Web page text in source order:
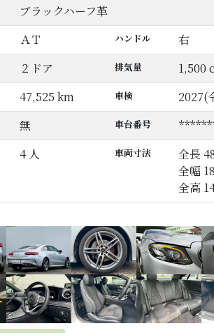
ブラックハーフ革
ＡＴ ハンドル 右
２ドア 排気量 1,500
47,525 km 車検 2027(
無 車台番号
4 人 車両寸法
全長
全幅
全高